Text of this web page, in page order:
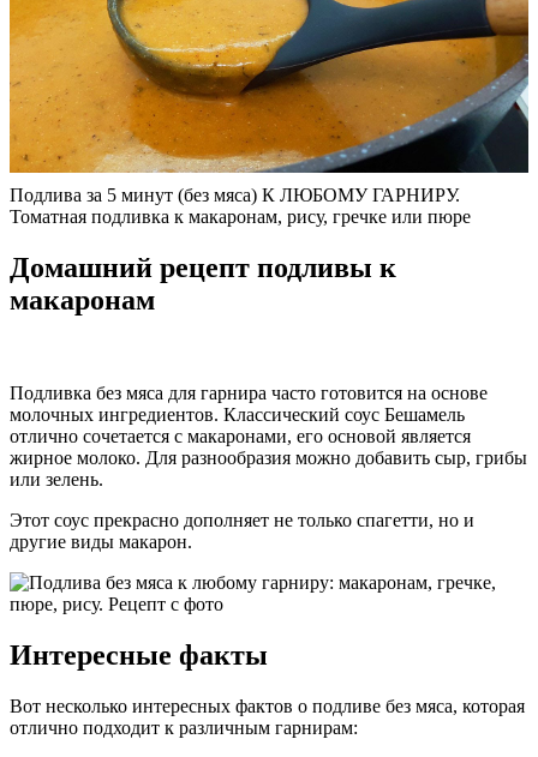
Подлива за 5 минут (без мяса) К ЛЮБОМУ ГАРНИРУ.
Томатная подливка к макаронам, рису, гречке или пюре
Домашний рецепт подливы к
макаронам
Подливка без мяса для гарнира часто готовится на основе
молочных ингредиентов. Классический соус Бешамель
отлично сочетается с макаронами, его основой является
жирное молоко. Для разнообразия можно добавить сыр, грибы
или зелень.
Этот соус прекрасно дополняет не только спагетти, но и
другие виды макарон.
Интересные факты
Вот несколько интересных фактов о подливе без мяса, которая
отлично подходит к различным гарнирам: